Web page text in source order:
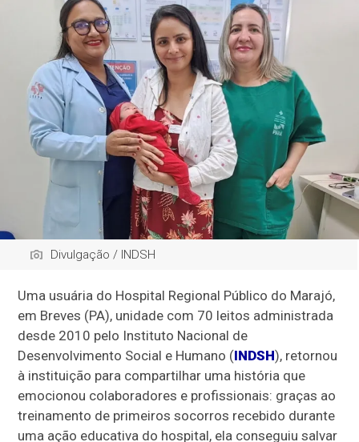
Divulgação / INDSH
Uma usuária do Hospital Regional Público do Marajó,
em Breves (PA), unidade com 70 leitos administrada
desde 2010 pelo Instituto Nacional de
Desenvolvimento Social e Humano (INDSH), retornou
à instituição para compartilhar uma história que
emocionou colaboradores e profissionais: graças ao
treinamento de primeiros socorros recebido durante
uma ação educativa do hospital, ela conseguiu salvar